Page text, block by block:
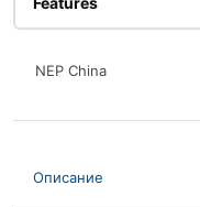
NEP China
Описание